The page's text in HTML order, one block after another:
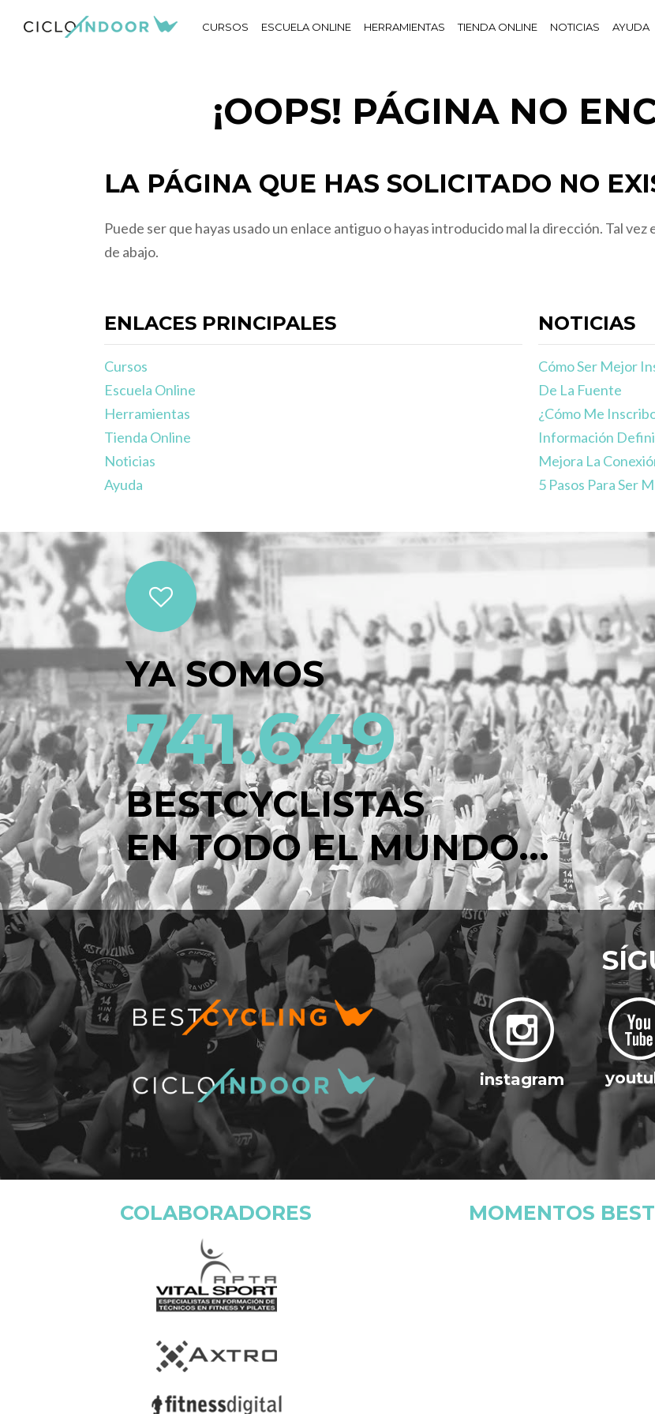
CURSOS ESCUELA ONLINE HERRAMIENTAS TIENDA ONLINE NOTICIAS AYUDA
¡OOPS! PÁGINA NO
LA PÁGINA QUE HAS SOLICITADO NO
Puede ser que hayas usado un enlace antiguo o hayas introducido mal la dirección. Tal
de abajo.
ENLACES PRINCIPALES
Cursos
Escuela Online
Herramientas
Tienda Online
Noticias
Ayuda
NOTICIAS
Cómo Ser Mejor
De La Fuente
¿Cómo Me
Información
Mejora La
5 Pasos Para Ser
YA SOMOS
741.649
BESTCYCLISTAS
EN TODO EL MUNDO...
instagram
COLABORADORES MOMENTOS